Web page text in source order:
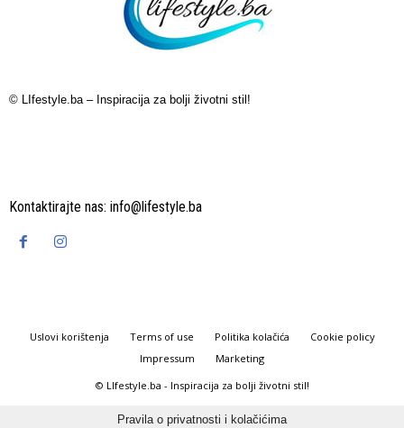
© LIfestyle.ba – Inspiracija za bolji životni stil!
Kontaktirajte nas: info@lifestyle.ba
Uslovi korištenja Terms of use Politika kolačića
Cookie policy
Impressum
Marketing
© LIfestyle.ba - Inspiracija za bolji životni stil!
Pravila o privatnosti i kolačićima